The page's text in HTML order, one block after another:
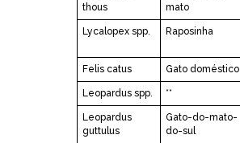
thous
mato
Lycalopex spp. Raposinha
Felis catus Gato doméstico
Leopardus spp. **
Leopardus
guttulus
Gato-do-mato-
do-sul